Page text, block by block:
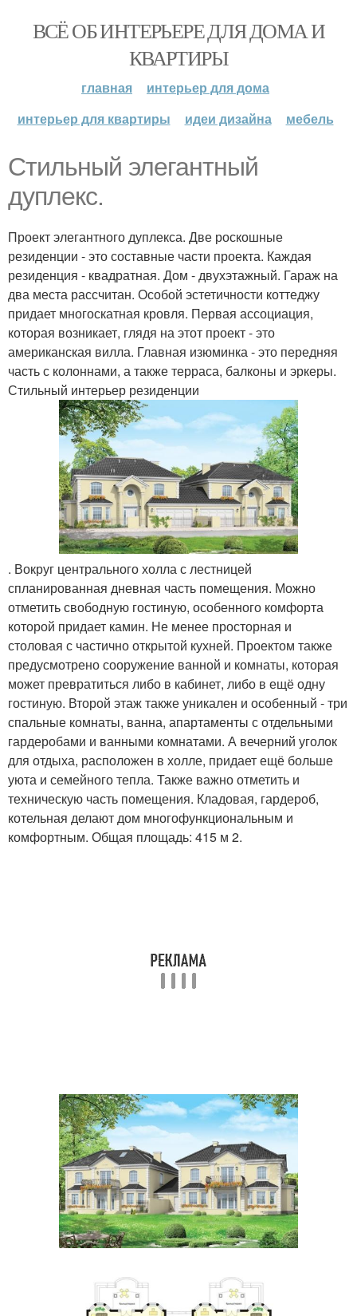
ВСЁ ОБ ИНТЕРЬЕРЕ ДЛЯ ДОМА И
КВАРТИРЫ
главная
интерьер для дома
интерьер для квартиры
идеи дизайна мебель
Стильный элегантный
дуплекс.
Проект элегантного дуплекса. Две роскошные
резиденции - это составные части проекта. Каждая
резиденция - квадратная. Дом - двухэтажный. Гараж на
два места рассчитан. Особой эстетичности коттеджу
придает многоскатная кровля. Первая ассоциация,
которая возникает, глядя на этот проект - это
американская вилла. Главная изюминка - это передняя
часть с колоннами, а также терраса, балконы и эркеры.
Стильный интерьер резиденции
. Вокруг центрального холла с лестницей
спланированная дневная часть помещения. Можно
отметить свободную гостиную, особенного комфорта
которой придает камин. Не менее просторная и
столовая с частично открытой кухней. Проектом также
предусмотрено сооружение ванной и комнаты, которая
может превратиться либо в кабинет, либо в ещё одну
гостиную. Второй этаж также уникален и особенный - три
спальные комнаты, ванна, апартаменты с отдельными
гардеробами и ванными комнатами. А вечерний уголок
для отдыха, расположен в холле, придает ещё больше
уюта и семейного тепла. Также важно отметить и
техническую часть помещения. Кладовая, гардероб,
котельная делают дом многофункциональным и
комфортным. Общая площадь: 415 м 2.